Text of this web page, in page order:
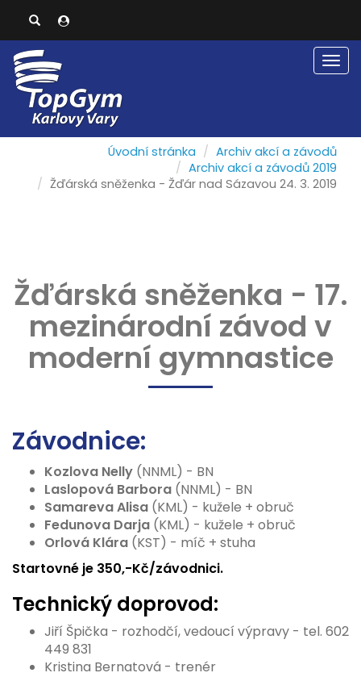
Úvodní stránka
Archiv akcí a závodů
Archiv akcí a závodů 2019
Žďárská sněženka - Žďár nad Sázavou 24. 3. 2019
Žďárská sněženka - 17.
mezinárodní závod v
moderní gymnastice
Závodnice:
Kozlova Nelly (NNML) - BN
Laslopová Barbora (NNML) - BN
Samareva Alisa (KML) - kužele + obruč
Fedunova Darja (KML) - kužele + obruč
Orlová Klára (KST) - míč + stuha
Startovné je 350,-Kč/závodnici.
Technický doprovod:
Jiří Špička - rozhodčí, vedoucí výpravy - tel. 602
449 831
Kristina Bernatová - trenér